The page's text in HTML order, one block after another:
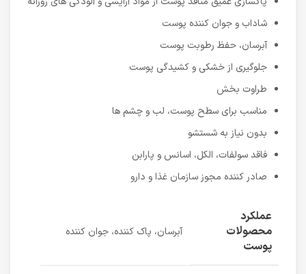
شاداب و جوان کننده پوست
آبرسان، حفظ رطوبت پوست
جلوگیری از خشکی و کشیدگی پوست
طراوت بخش
مناسب برای سطح پوست، لب و چشم ها
بدون نیاز به شستشو
فاقد سولفات، الکل، اسانس و پارابن
صادر کننده مجوز سازمان غذا و دارو
عملکرد
محصولات
پوست
آبرسان، پاک کننده، جوان کننده